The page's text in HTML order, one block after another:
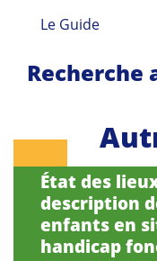
Le Guide
Recherche
État des
description
enfants en
handicap